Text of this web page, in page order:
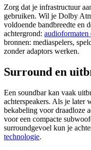
Zorg dat je infrastructuur
gebruiken. Wil je Dolby
voldoende bandbreedte en
achtergrond: audioformaten
bronnen: mediaspelers,
zonder adaptors werken.
Surround en
Een soundbar kan vaak
achterspeakers. Als je later
bekabeling voor draadloze
voor een compacte
surroundgevoel kun je
technologie.